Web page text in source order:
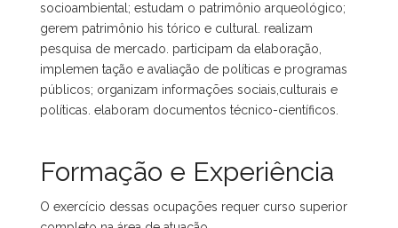
socioambiental; estudam o patrimônio arqueológico;
gerem patrimônio his tórico e cultural. realizam
pesquisa de mercado. participam da elaboração,
implemen tação e avaliação de políticas e programas
públicos; organizam informações sociais,culturais e
políticas. elaboram documentos técnico-científicos.
Formação e Experiência
O exercício dessas ocupações requer curso superior